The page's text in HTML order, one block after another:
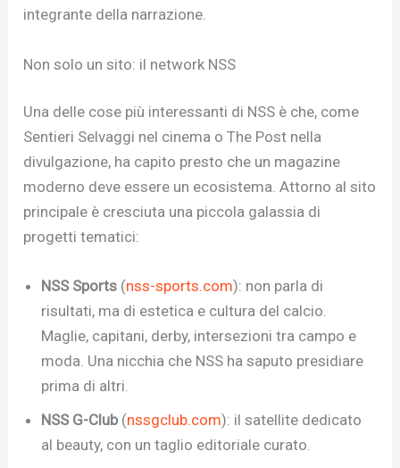
integrante della narrazione.
Non solo un sito: il network NSS
Una delle cose più interessanti di NSS è che, come
Sentieri Selvaggi nel cinema o The Post nella
divulgazione, ha capito presto che un magazine
moderno deve essere un ecosistema. Attorno al sito
principale è cresciuta una piccola galassia di
progetti tematici:
NSS Sports (nss-sports.com): non parla di
risultati, ma di estetica e cultura del calcio.
Maglie, capitani, derby, intersezioni tra campo e
moda. Una nicchia che NSS ha saputo presidiare
prima di altri.
NSS G-Club (nssgclub.com): il satellite dedicato
al beauty, con un taglio editoriale curato.